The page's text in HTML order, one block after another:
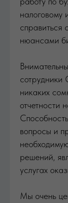
налоговому
нюансами
никаких
отчетности
вопросы и
решений,
услугах
Мы очень